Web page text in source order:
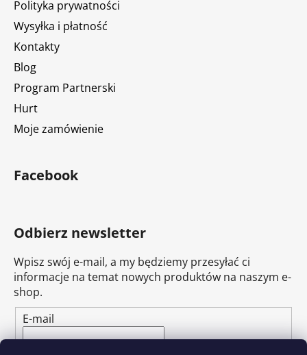
Polityka prywatności
Wysyłka i płatność
Kontakty
Blog
Program Partnerski
Hurt
Moje zamówienie
Facebook
Odbierz newsletter
Wpisz swój e-mail, a my będziemy przesyłać ci
informacje na temat nowych produktów na naszym e-
shop.
E-mail